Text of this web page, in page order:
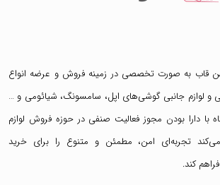
قاب به صورت تخصصی در زمینه فروش و عرضه انواع
و لوازم جانبی گوشی‌های اپل، سامسونگ، شیائومی و …
با دارا بودن مجوز فعالیت صنفی در حوزه فروش لوازم
تجربه‌ای امن، مطمئن و متنوع را برای خرید
کند.